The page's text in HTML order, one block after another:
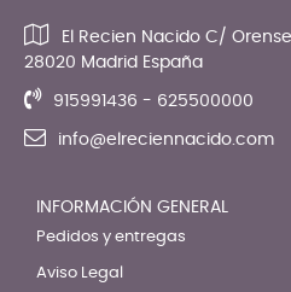
El Recien Nacido C/
28020 Madrid España
915991436 - 625500000
info@elreciennacido.com
INFORMACIÓN GENERAL
Pedidos y entregas
Aviso Legal